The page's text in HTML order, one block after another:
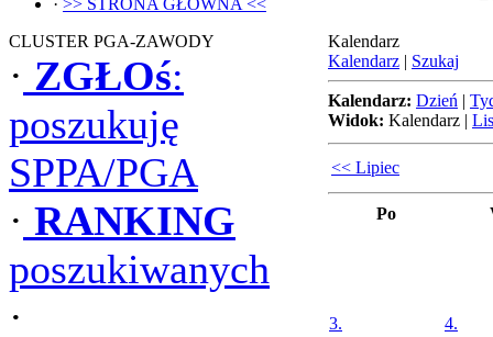
· >> STRONA GŁÓWNA <<
CLUSTER PGA-ZAWODY
· ZGŁOś:
poszukuję
SPPA/PGA
· RANKING
poszukiwanych
·
Kalendarz
Kalendarz | Szukaj
Kalendarz: Dzień |
Widok: Kalendarz |
<< Lipiec
Po
3. 4.